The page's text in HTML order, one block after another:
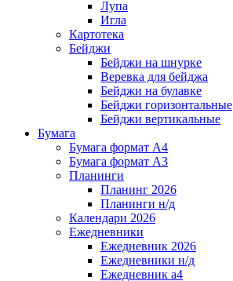
Лупа
Игла
Картотека
Бейджи
Бейджи на шнурке
Веревка для бейджа
Бейджи на булавке
Бейджи горизонтальные
Бейджи вертикальные
Бумага
Бумага формат А4
Бумага формат А3
Планинги
Планинг 2026
Планинги н/д
Календари 2026
Ежедневники
Ежедневник 2026
Ежедневники н/д
Ежедневник а4